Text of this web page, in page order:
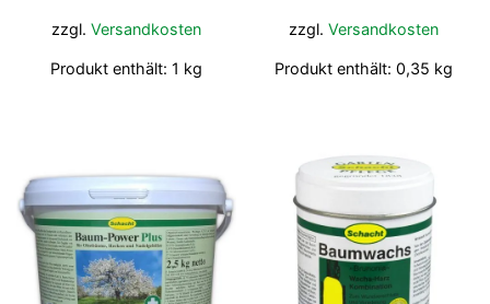
zzgl. Versandkosten
Produkt enthält: 1 kg
zzgl.Versandkosten
Produkt enthält: 0,35 kg